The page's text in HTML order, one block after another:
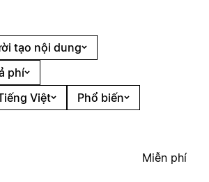
tạo nội dung
phí
Việt
Phổ biến
Miễn phí